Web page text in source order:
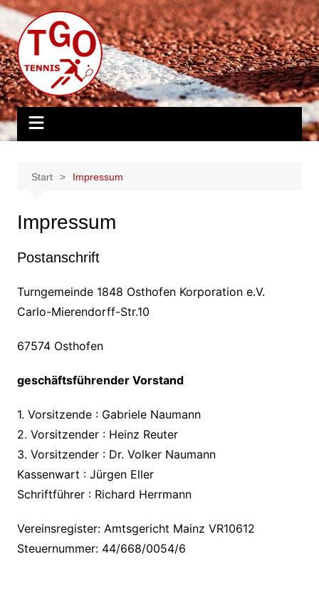
Zum
Inhalt
springen
Start Impressum
Impressum
Postanschrift
Turngemeinde 1848 Osthofen Korporation e.V.
Carlo-Mierendorff-Str.10
67574 Osthofen
geschäftsführender Vorstand
1. Vorsitzende : Gabriele Naumann
2. Vorsitzender : Heinz Reuter
3. Vorsitzender : Dr. Volker Naumann
Kassenwart : Jürgen Eller
Schriftführer : Richard Herrmann
Vereinsregister: Amtsgericht Mainz VR10612
Steuernummer: 44/668/0054/6